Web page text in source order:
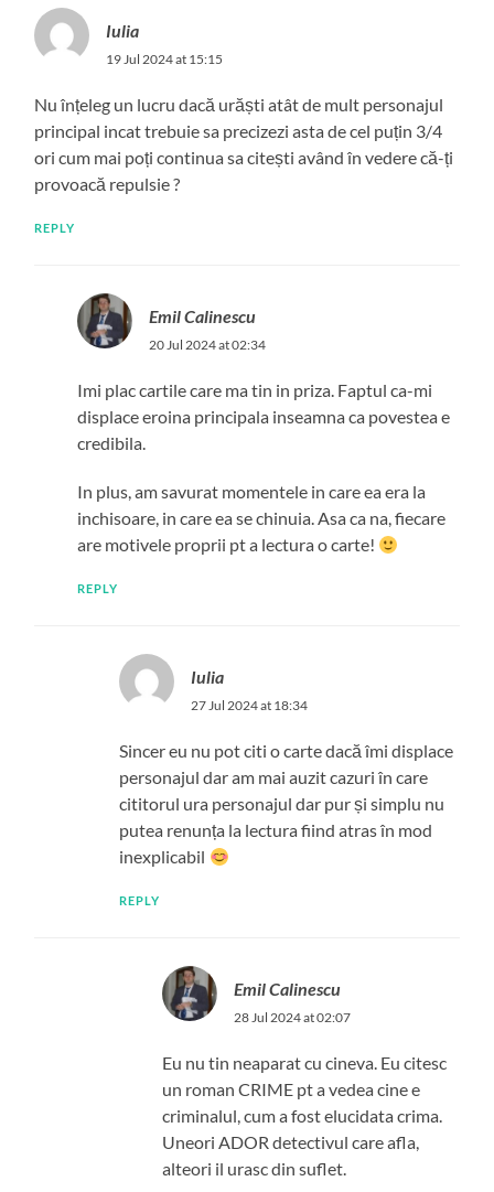
Iulia
19 Jul 2024 at 15:15
Nu înțeleg un lucru dacă urăști atât de mult personajul
principal incat trebuie sa precizezi asta de cel puțin 3/4
ori cum mai poți continua sa citești având în vedere că-ți
provoacă repulsie ?
REPLY
Emil Calinescu
20 Jul 2024 at 02:34
Imi plac cartile care ma tin in priza. Faptul ca-mi
displace eroina principala inseamna ca povestea e
credibila.
In plus, am savurat momentele in care ea era la
inchisoare, in care ea se chinuia. Asa ca na, fiecare
are motivele proprii pt a lectura o carte!
REPLY
Iulia
27 Jul 2024 at 18:34
Sincer eu nu pot citi o carte dacă îmi displace
personajul dar am mai auzit cazuri în care
cititorul ura personajul dar pur și simplu nu
putea renunța la lectura fiind atras în mod
inexplicabil
REPLY
Emil Calinescu
28 Jul 2024 at 02:07
Eu nu tin neaparat cu cineva. Eu citesc
un roman CRIME pt a vedea cine e
criminalul, cum a fost elucidata crima.
Uneori ADOR detectivul care afla,
alteori il urasc din suflet.